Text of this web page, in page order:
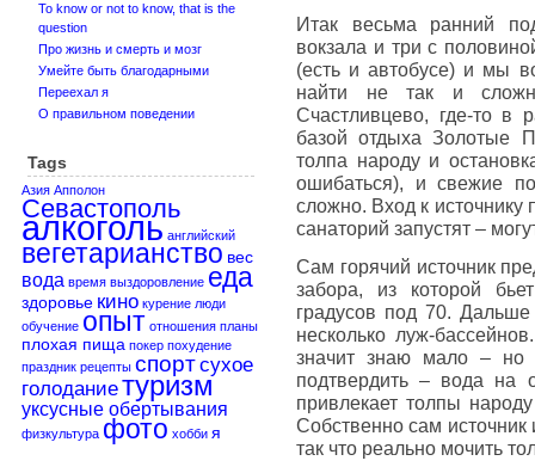
To know or not to know, that is the
question
Про жизнь и смерть и мозг
Умейте быть благодарными
Переехал я
О правильном поведении
Tags
Азия Апполон
Севастополь
алкоголь английский
вегетарианство вес
вода время выздоровление еда
здоровье кино курение люди
обучение опыт отношения планы
плохая пища покер похудение
праздник рецепты спортсухое
голоданиетуризм
уксусные обертывания
физкультура фото хобби я
Итак весьма ранний
вокзала и три с
(есть и автобусе) и мы
найти не так и
Счастливцево, где-то в
базой отдыха Золотые
толпа народу и
ошибаться), и свежие
сложно. Вход к источнику
санаторий запустят –
Сам горячий источник
забора, из которой
градусов под 70. Дальше
несколько луж-
значит знаю мало – но
подтвердить – вода на
привлекает толпы
Собственно сам
так что реально мочить